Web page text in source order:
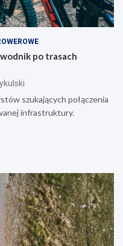
po trasach
szukających połączenia
infrastruktury.